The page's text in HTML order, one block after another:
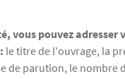
vous pouvez adresser
le titre de l'ouvrage, la
de parution, le nombre